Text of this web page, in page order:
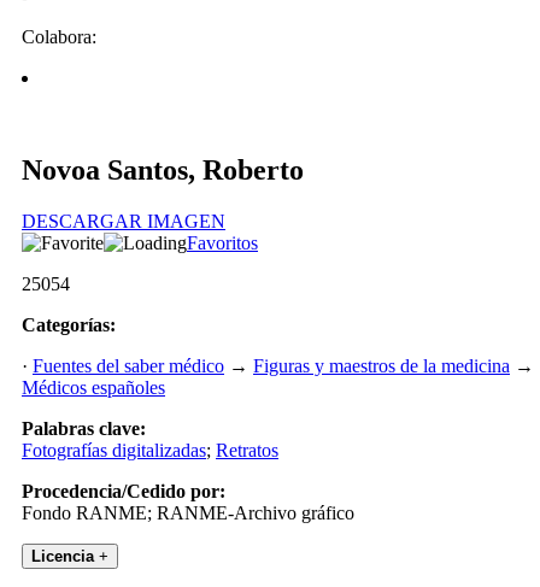
Colabora:
Novoa Santos, Roberto
DESCARGAR IMAGEN
Favoritos
25054
Categorías:
· Fuentes del saber médico → Figuras y maestros de la medicina →
Médicos españoles
Palabras clave:
Fotografías digitalizadas; Retratos
Procedencia/Cedido por:
Fondo RANME; RANME-Archivo gráfico
Licencia +